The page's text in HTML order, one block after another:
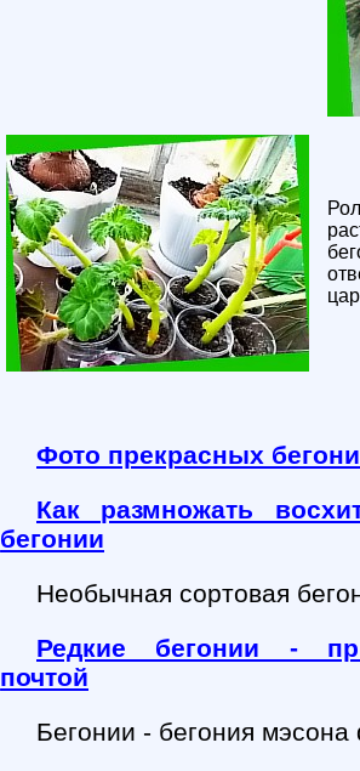
Фото прекрасных
Как размножать
бегонии
Необычная сортовая
Редкие бегонии -
почтой
Бегонии - бегония мэсона